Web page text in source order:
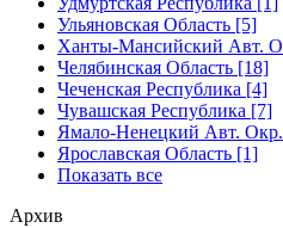
Ульяновская Область [5]
Ханты-Мансийский Авт.
Челябинская Область [18]
Чеченская Республика [4]
Чувашская Республика [7]
Ямало-Ненецкий Авт.
Ярославская Область [1]
Показать все
Архив